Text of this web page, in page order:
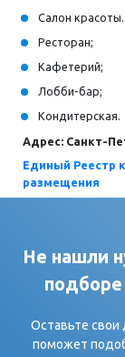
Салон красоты.
Ресторан;
Кафетерий;
Лобби-бар;
Кондитерская.
Адрес: Санкт-
Единый Реестр
размещения
Не нашли
Оставьте свои
поможет